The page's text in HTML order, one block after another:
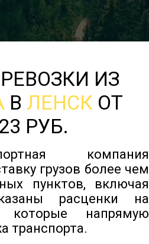
ИЗ
В ЛЕНСКОТ
РУБ.
компания
грузов более чем
пунктов, включая
расценки на
которые напрямую
транспорта.